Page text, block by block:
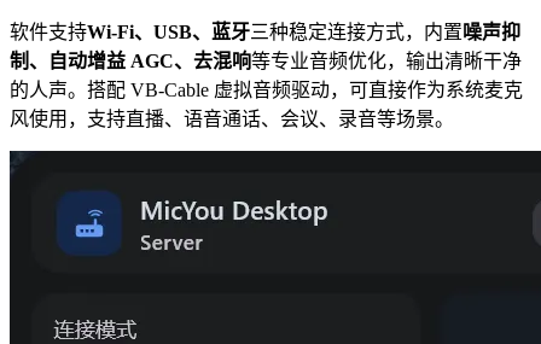
软件支持Wi‑Fi、USB、蓝牙三种稳定连接方式，内置噪声抑
制、自动增益 AGC、去混响等专业音频优化，输出清晰干净
的人声。搭配 VB‑Cable 虚拟音频驱动，可直接作为系统麦克
风使用，支持直播、语音通话、会议、录音等场景。